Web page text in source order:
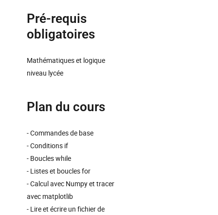
Pré-requis
obligatoires
Mathématiques et logique
niveau lycée
Plan du cours
- Commandes de base
- Conditions if
- Boucles while
- Listes et boucles for
- Calcul avec Numpy et tracer
avec matplotlib
- Lire et écrire un fichier de